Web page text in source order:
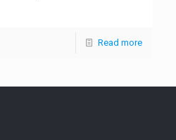
Read more